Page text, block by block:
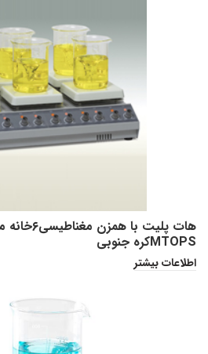
MTOPSکره جنوبی
اطلاعات بیشتر